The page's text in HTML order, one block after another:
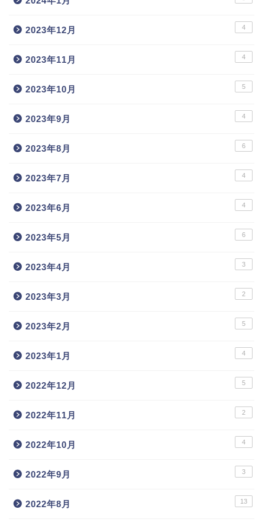
2023年12月 4
2023年11月 4
2023年10月 5
2023年9月 4
2023年8月 6
2023年7月 4
2023年6月 4
2023年5月 6
2023年4月 3
2023年3月 2
2023年2月 5
2023年1月 4
2022年12月 5
2022年11月 2
2022年10月 4
2022年9月 3
2022年8月 13